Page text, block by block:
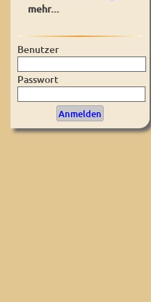
mehr...
Benutzer
Passwort